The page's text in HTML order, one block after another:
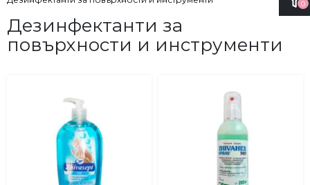
Дезинфектанти за
повърхности и инструменти